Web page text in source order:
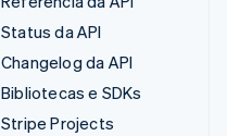
Status da API
Changelog da API
Bibliotecas e SDKs
Stripe Projects